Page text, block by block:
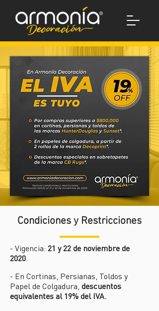
Condiciones y Restricciones
- Vigencia: 21 y 22 de noviembre de
2020.
- En Cortinas, Persianas, Toldos y
Papel de Colgadura, descuentos
equivalentes al 19% del IVA.